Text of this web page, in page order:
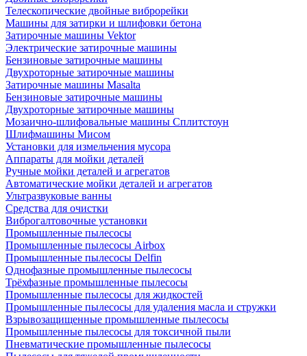
Телескопические двойные виброрейки
Машины для затирки и шлифовки бетона
Затирочные машины Vektor
Электрические затирочные машины
Бензиновые затирочные машины
Двухроторные затирочные машины
Затирочные машины Masalta
Бензиновые затирочные машины
Двухроторные затирочные машины
Мозаично-шлифовальные машины Сплитстоун
Шлифмашины Мисом
Установки для измельчения мусора
Аппараты для мойки деталей
Ручные мойки деталей и агрегатов
Автоматические мойки деталей и агрегатов
Ультразвуковые ванны
Средства для очистки
Виброгалтовочные установки
Промышленные пылесосы
Промышленные пылесосы Airbox
Промышленные пылесосы Delfin
Однофазные промышленные пылесосы
Трёхфазные промышленные пылесосы
Промышленные пылесосы для жидкостей
Промышленные пылесосы для удаления масла и стружки
Взрывозащищенные промышленные пылесосы
Промышленные пылесосы для токсичной пыли
Пневматические промышленные пылесосы